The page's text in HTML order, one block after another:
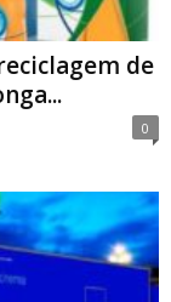
de
0